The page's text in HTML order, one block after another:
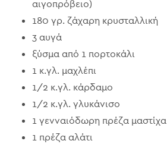
αιγοπρόβειο)
180 γρ. ζάχαρη κρυσταλλική
3 αυγά
ξύσμα από 1 πορτοκάλι
1 κ.γλ. μαχλέπι
1/2 κ.γλ. κάρδαμο
1/2 κ.γλ. γλυκάνισο
1 γενναιόδωρη πρέζα μαστίχα
1 πρέζα αλάτι